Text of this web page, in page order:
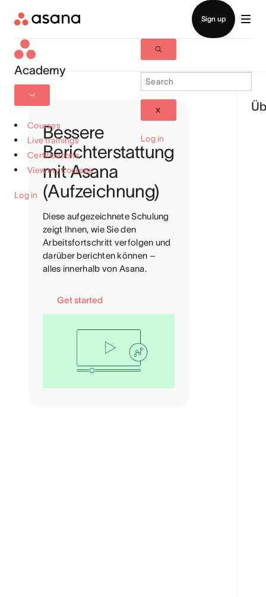
Academy
Courses
Live trainings
Certifications
View my courses
Log in
Log in
Bessere
Berichterstattung
mit Asana
(Aufzeichnung)
Diese aufgezeichnete Schulung
zeigt Ihnen, wie Sie den
Arbeitsfortschritt verfolgen und
darüber berichten können –
alles innerhalb von Asana.
Get started